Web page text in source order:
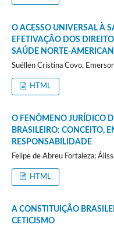
O ACESSO UNIVERSAL À
EFETIVAÇÃO DOS
SAÚDE NORTE-
Suéllen Cristina Covo,
HTML
O FENÔMENO JURÍDICO
BRASILEIRO: CONCEITO,
RESPONSABILIDADE
Felipe de Abreu Fortaleza;
HTML
A CONSTITUIÇÃO
CETICISMO